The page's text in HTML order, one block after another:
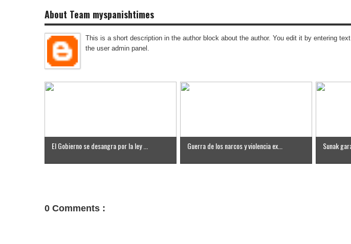
About Team myspanishtimes
This is a short description in the author block about the author. You edit it by entering
the user admin panel.
El Gobierno se desangra por la ley ... Guerra de los narcos y violencia ex... Sunak
0 Comments :